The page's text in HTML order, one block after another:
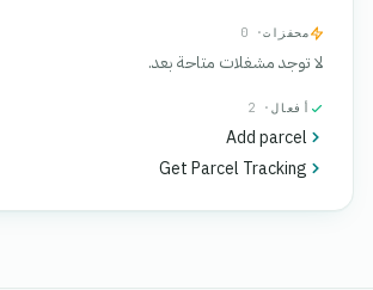
محفزات· 0
لا توجد مشغلات متاحة بعد.
أفعال · 2
Add parcel
Get Parcel Tracking